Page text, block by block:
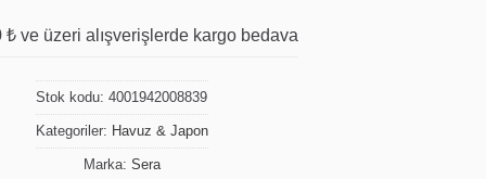
₺ ve üzeri alışverişlerde kargo bedava
Stok kodu: 4001942008839
Kategoriler: Havuz & Japon
Marka: Sera